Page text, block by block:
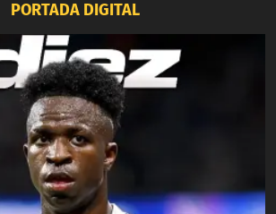
PORTADA DIGITAL